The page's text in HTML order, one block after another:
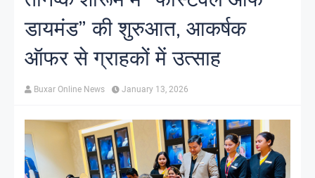
डायमंड” की शुरुआत, आकर्षक
ऑफर से ग्राहकों में उत्साह
Buxar Online News January 13, 2026